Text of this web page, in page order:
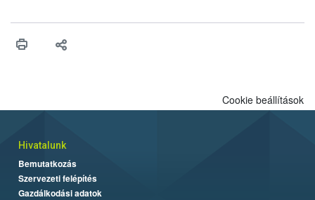
tevékenység felfüggesztését, bírság kiszabását – vonták maguk
Cookie beállítások
Hivatalunk
Bemutatkozás
Szervezeti felépítés
Gazdálkodási adatok